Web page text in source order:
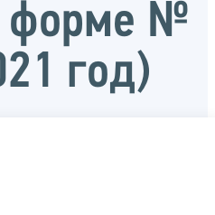
форме №
год)